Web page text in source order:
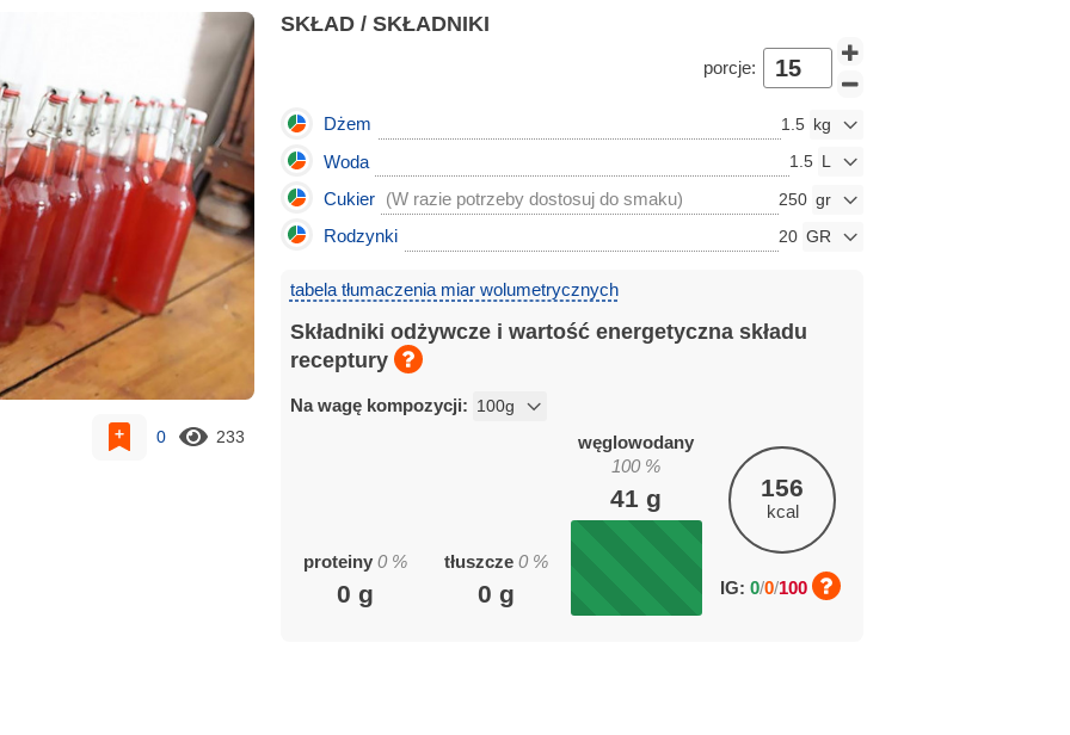
0 233
SKŁAD / SKŁADNIKI
porcje:
Dżem 1.5
Woda 1.5
Cukier (W razie potrzeby dostosuj do smaku) 250
Rodzynki 20
tabela tłumaczenia miar wolumetrycznych
Składniki odżywcze i wartość energetyczna składu
receptury
Na wagę kompozycji:
proteiny0 %
0 g
tłuszcze 0%
0 g
węglowodany
100 %
41 g 156
kcal
IG: 0/0/100